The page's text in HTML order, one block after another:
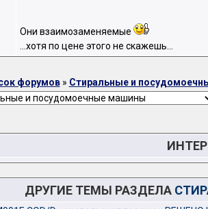
Они взаимозаменяемые
...хотя по цене этого не скажешь...
форумов» Стиральные и
ДРУГИЕ ТЕМЫ РАЗДЕЛА